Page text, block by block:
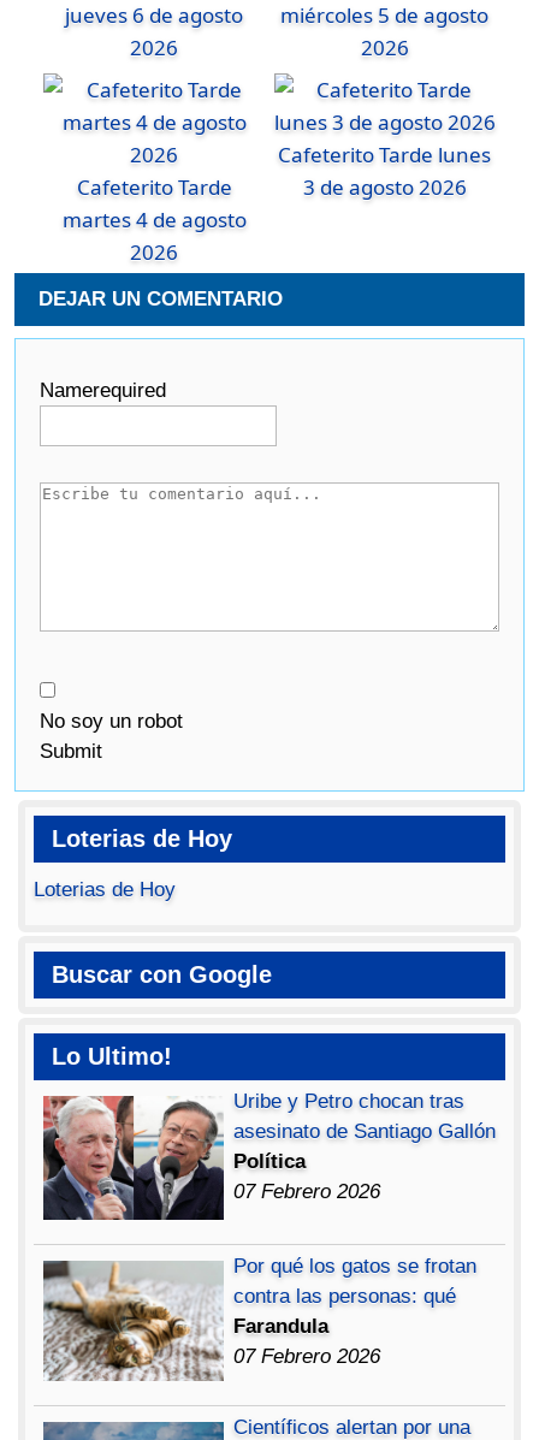
jueves 6 de agosto
2026
miércoles 5 de agosto
2026
Cafeterito Tarde
martes 4 de agosto
2026
Cafeterito Tarde lunes
3 de agosto 2026
DEJAR UN COMENTARIO
Namerequired
No soy un robot
Submit
Loterias de Hoy
Loterias de Hoy
Buscar con Google
Lo Ultimo!
Uribe y Petro chocan tras
asesinato de Santiago Gallón
Política
07 Febrero 2026
Por qué los gatos se frotan
contra las personas: qué
Farandula
07 Febrero 2026
Científicos alertan por una